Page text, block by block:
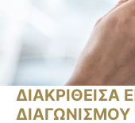
ΔΙΑΚΡΙΘΕΙΣΑ
ΔΙΑΓΩΝΙΣΜΟΥ